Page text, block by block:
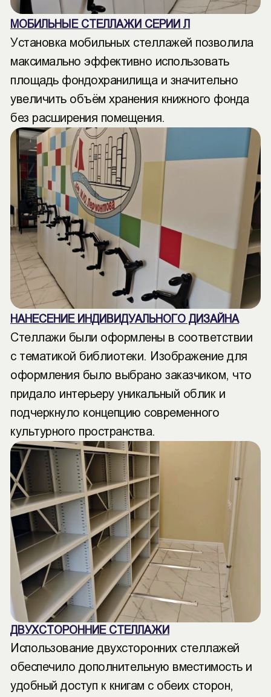
МОБИЛЬНЫЕ СТЕЛЛАЖИ СЕРИИ Л
Установка мобильных стеллажей позволила
максимально эффективно использовать
площадь фондохранилища и значительно
увеличить объём хранения книжного фонда
без расширения помещения.
НАНЕСЕНИЕ ИНДИВИДУАЛЬНОГО ДИЗАЙНА
Стеллажи были оформлены в соответствии
с тематикой библиотеки. Изображение для
оформления было выбрано заказчиком, что
придало интерьеру уникальный облик и
подчеркнуло концепцию современного
культурного пространства.
ДВУХСТОРОННИЕ СТЕЛЛАЖИ
Использование двухсторонних стеллажей
обеспечило дополнительную вместимость и
удобный доступ к книгам с обеих сторон,